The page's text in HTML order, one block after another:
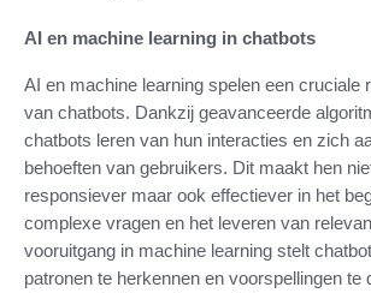
AI en machine learning in chatbots
AI en machine learning spelen een cruciale
van chatbots. Dankzij geavanceerde
chatbots leren van hun interacties en zich
behoeften van gebruikers. Dit maakt hen
responsiever maar ook effectiever in het
complexe vragen en het leveren van
vooruitgang in machine learning stelt
patronen te herkennen en voorspellingen te